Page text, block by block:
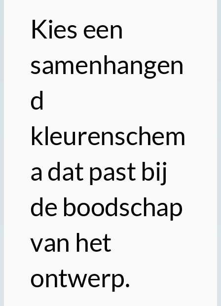
Kies een
samenhangen
d
kleurenschem
a dat past bij
de boodschap
van het
ontwerp.